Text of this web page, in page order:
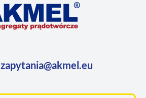
zapytania@akmel.eu